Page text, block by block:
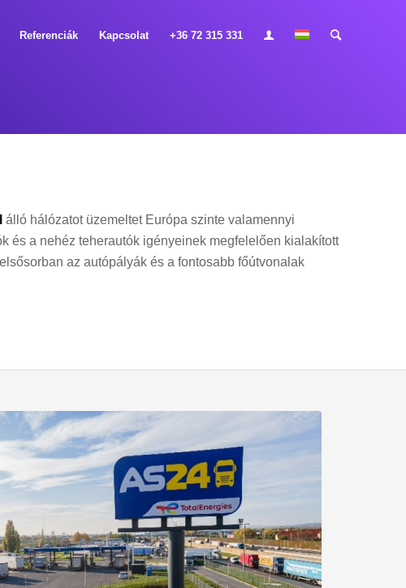
Referenciák Kapcsolat +36 72 315 331
álló hálózatot üzemeltet Európa szinte valamennyi
és a nehéz teherautók igényeinek megfelelően kialakított
az autópályák és a fontosabb főútvonalak